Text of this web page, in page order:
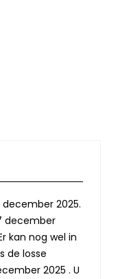
december 2025.
december
kan nog wel in
de losse
2025 . U